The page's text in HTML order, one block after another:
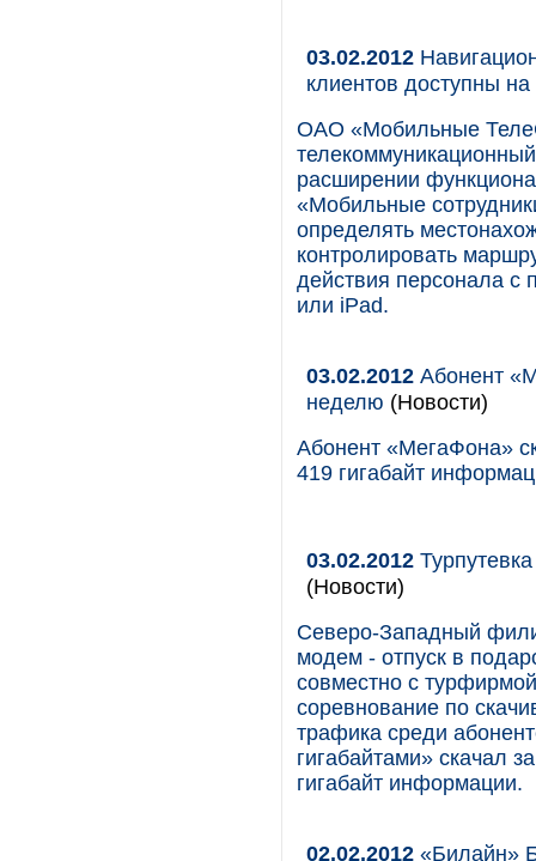
03.02.2012
клиентов доступны
ОАО «Мобильные
расширении
«Мобильные
определять
контролировать
действия персонала
или iPad.
03.02.2012 Абонент
неделю (Новости)
Абонент «МегаФона»
419 гигабайт
03.02.2012
(Новости)
Северо-Западный
модем - отпуск в
совместно с
соревнование по
трафика среди
гигабайтами» скачал
гигабайт информации.
02.02.2012 «Билайн»